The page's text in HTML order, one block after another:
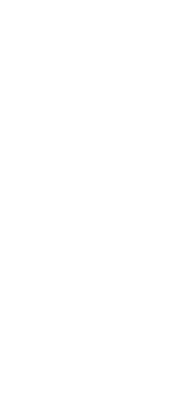
Hotel
Start 75rb,
SEA
Ini, Gratis!